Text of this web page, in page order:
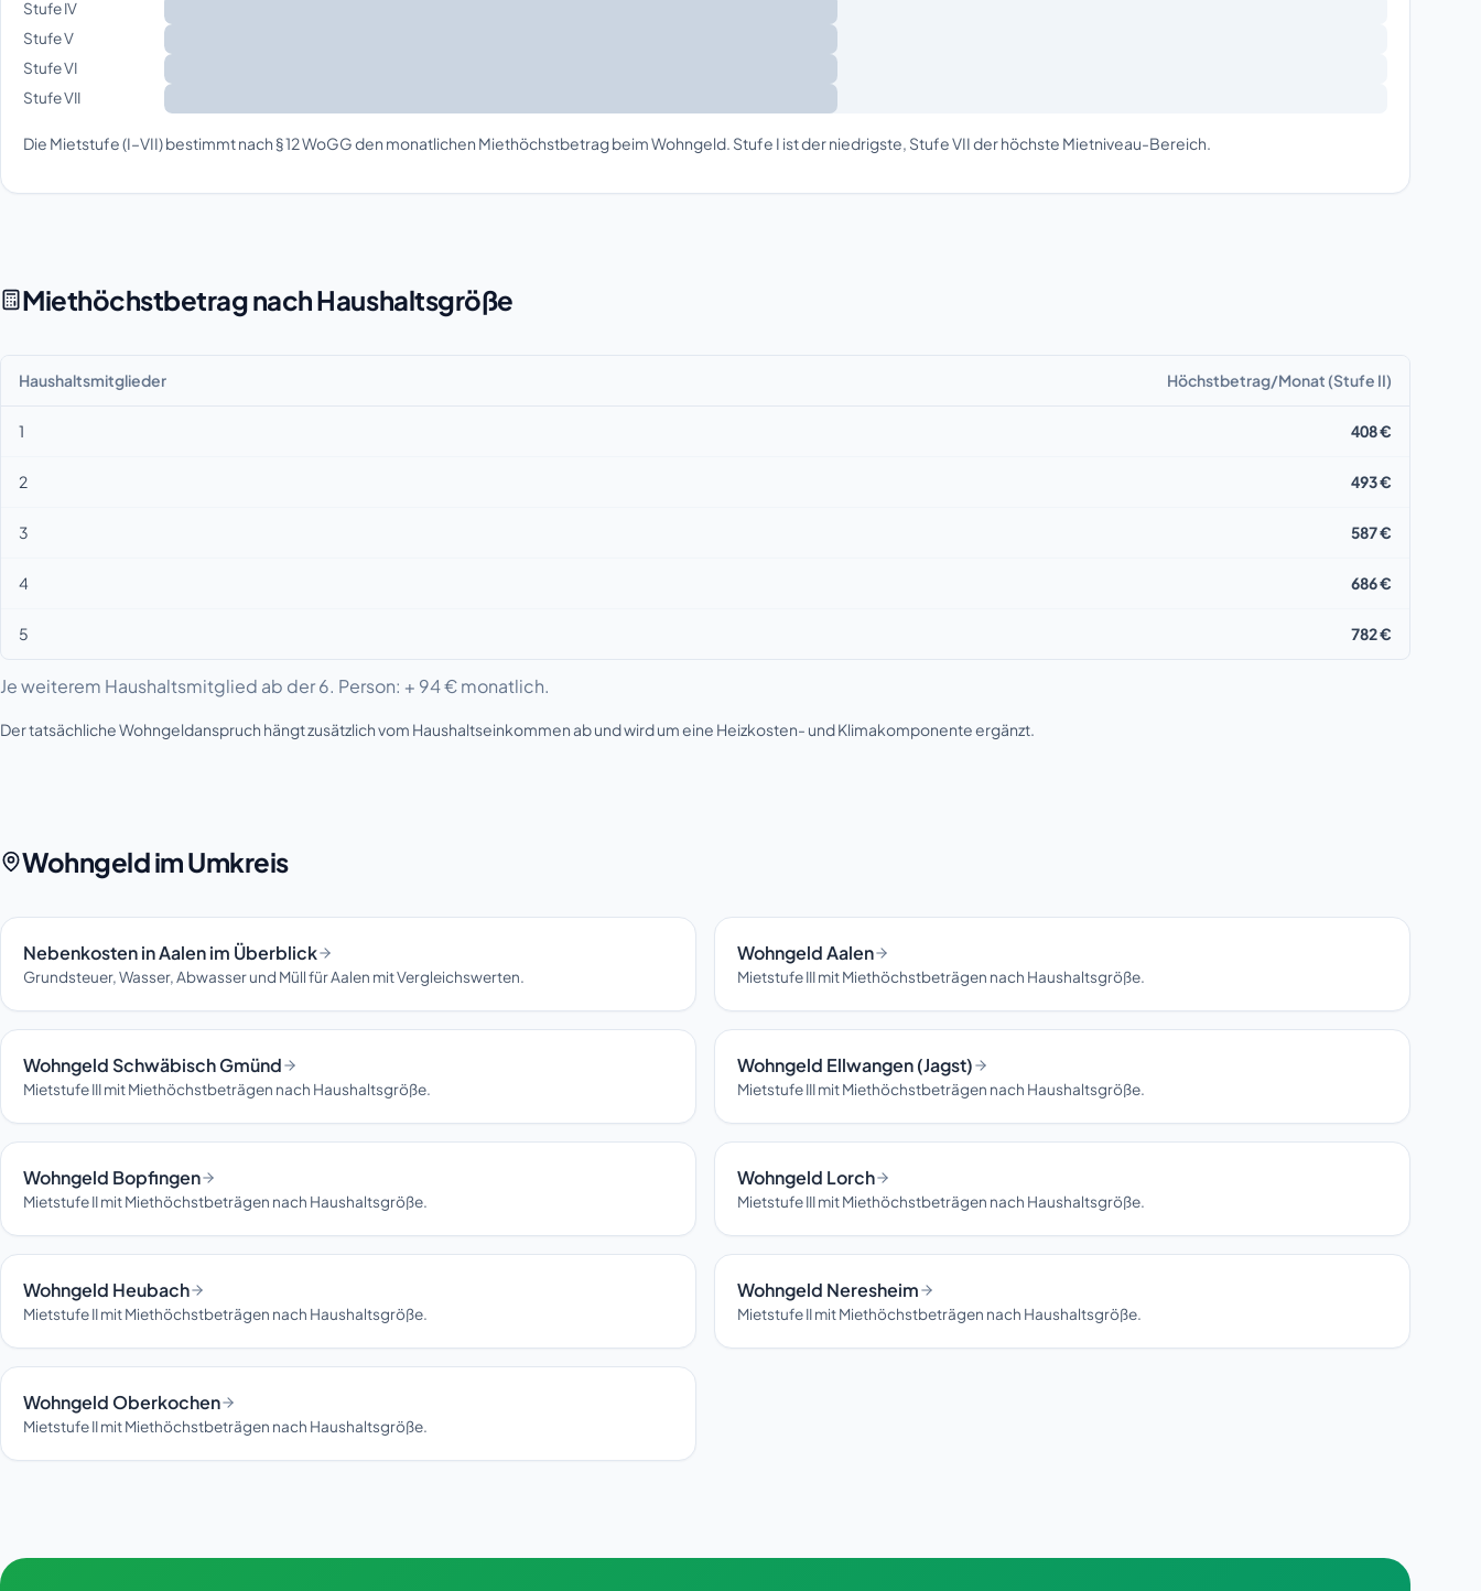
Stufe IV
Stufe V
Stufe VI
Stufe VII
Die Mietstufe (I–VII) bestimmt nach § 12 WoGG den monatlichen Miethöchstbetrag beim Wohngeld. Stufe I ist der niedrigste, Stufe VII der höchste Mietniveau-Bereich.
Miethöchstbetrag nach Haushaltsgröße
Haushaltsmitglieder Höchstbetrag/Monat (Stufe II)
1 408 €
2 493 €
3 587 €
4 686 €
5 782 €
Je weiterem Haushaltsmitglied ab der 6. Person: + 94 € monatlich.
Der tatsächliche Wohngeldanspruch hängt zusätzlich vom Haushaltseinkommen ab und wird um eine Heizkosten- und Klimakomponente ergänzt.
Wohngeld im Umkreis
Nebenkosten in Aalen im Überblick
Grundsteuer, Wasser, Abwasser und Müll für Aalen mit Vergleichswerten.
Wohngeld Aalen
Mietstufe III mit Miethöchstbeträgen nach Haushaltsgröße.
Wohngeld Schwäbisch Gmünd
Mietstufe III mit Miethöchstbeträgen nach Haushaltsgröße.
Wohngeld Ellwangen (Jagst)
Mietstufe III mit Miethöchstbeträgen nach Haushaltsgröße.
Wohngeld Bopfingen
Mietstufe II mit Miethöchstbeträgen nach Haushaltsgröße.
Wohngeld Lorch
Mietstufe III mit Miethöchstbeträgen nach Haushaltsgröße.
Wohngeld Heubach
Mietstufe II mit Miethöchstbeträgen nach Haushaltsgröße.
Wohngeld Neresheim
Mietstufe II mit Miethöchstbeträgen nach Haushaltsgröße.
Wohngeld Oberkochen
Mietstufe II mit Miethöchstbeträgen nach Haushaltsgröße.